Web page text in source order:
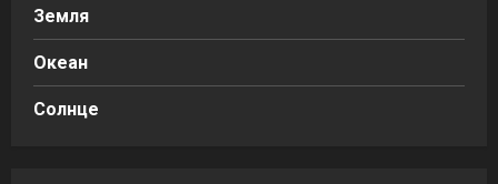
Земля
Океан
Солнце